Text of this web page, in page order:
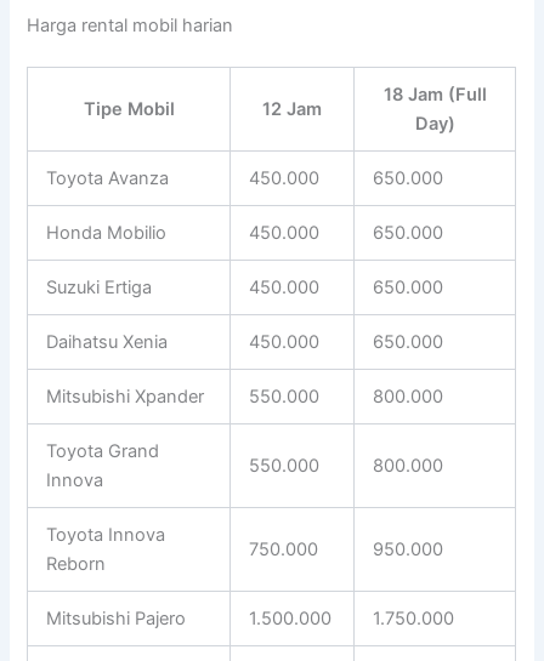
Harga rental mobil harian
Tipe Mobil 12 Jam
18 Jam (Full
Day)
Toyota Avanza 450.000 650.000
Honda Mobilio 450.000 650.000
Suzuki Ertiga 450.000 650.000
Daihatsu Xenia 450.000 650.000
Mitsubishi Xpander 550.000 800.000
Toyota Grand
Innova
550.000 800.000
Toyota Innova
Reborn
750.000 950.000
Mitsubishi Pajero 1.500.000 1.750.000